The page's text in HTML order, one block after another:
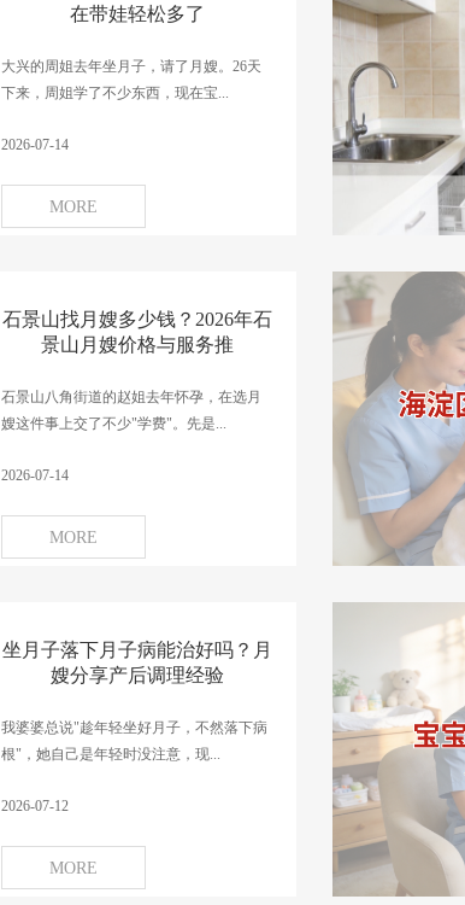
在带娃轻松多了
大兴的周姐去年坐月子，请了月嫂。26天
下来，周姐学了不少东西，现在宝...
2026-07-14
MORE
石景山找月嫂多少钱？2026年石
景山月嫂价格与服务推
石景山八角街道的赵姐去年怀孕，在选月
嫂这件事上交了不少"学费"。先是...
2026-07-14
MORE
坐月子落下月子病能治好吗？月
嫂分享产后调理经验
我婆婆总说"趁年轻坐好月子，不然落下病
根"，她自己是年轻时没注意，现...
2026-07-12
MORE